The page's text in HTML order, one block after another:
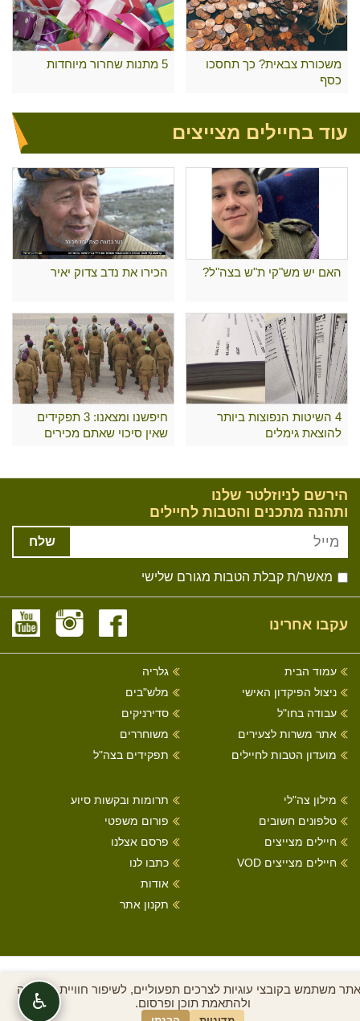
משכורת צבאית? כך תחסכו
כסף
5 מתנות שחרור מיוחדות
עוד בחיילים מצייצים
האם יש מש"קי ת"ש בצה"ל? הכירו את נדב צדוק יאיר
4 השיטות הנפוצות ביותר
להוצאת גימלים
חיפשנו ומצאנו: 3 תפקידים
שאין סיכוי שאתם מכירים
הירשם לניוזלטר שלנו
ותהנה מתכנים והטבות לחיילים
שלח
מאשר/ת קבלת הטבות מגורם שלישי
עקבו אחרינו
עמוד הבית
ניצול הפיקדון האישי
עבודה בחו"ל
אתר משרות לצעירים
מועדון הטבות לחיילים
גלריה
מלש"בים
סדירניקים
משוחררים
תפקידים בצה"ל
מילון צה"לי
טלפונים חשובים
חיילים מצייצים
חיילים מצייצים VOD
תרומות ובקשות סיוע
פורום משפטי
פרסם אצלנו
כתבו לנו
אודות
תקנון אתר
משתמש בקובצי עוגיות לצרכים תפעוליים, לשיפור חוויית הגלישה
ולהתאמת תוכן ופרסום.
♿